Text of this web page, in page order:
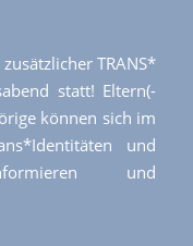
TRANS*
statt! Eltern(-
können sich im
und
und